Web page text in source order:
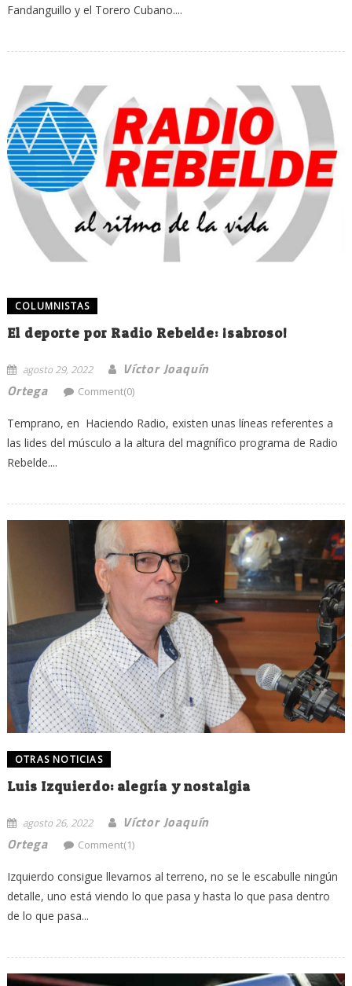
Fandanguillo y el Torero Cubano....
COLUMNISTAS
El deporte por Radio Rebelde: ¡sabroso!
agosto 29, 2022
Víctor Joaquín
Ortega
Comment(0)
Temprano, en Haciendo Radio, existen unas líneas referentes a
las lides del músculo a la altura del magnífico programa de Radio
Rebelde....
OTRAS NOTICIAS
Luis Izquierdo: alegría y nostalgia
agosto 26, 2022
Víctor Joaquín
Ortega
Comment(1)
Izquierdo consigue llevarnos al terreno, no se le escabulle ningún
detalle, uno está viendo lo que pasa y hasta lo que pasa dentro
de lo que pasa...